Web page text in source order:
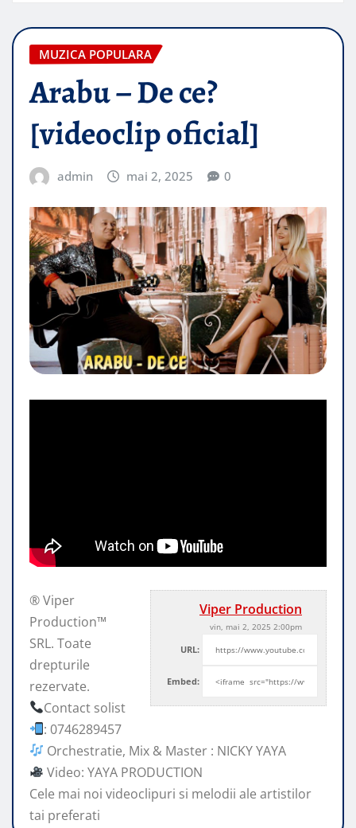
MUZICA POPULARA
Arabu – De ce?
[videoclip oficial]
admin mai 2, 2025 0
Viper Production
vin, mai 2, 2025 2:00pm
URL:
Embed:
® Viper
Production™
SRL. Toate
drepturile
rezervate.
Contact solist
: 0746289457
Orchestratie, Mix & Master : NICKY YAYA
Video: YAYA PRODUCTION
Cele mai noi videoclipuri si melodii ale artistilor
tai preferati